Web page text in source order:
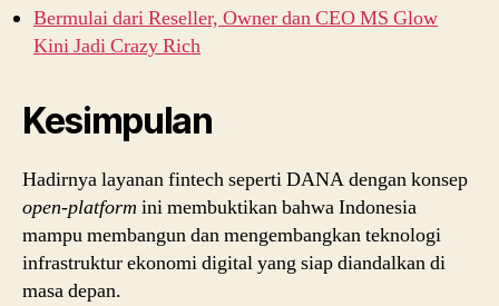
Bermulai dari Reseller, Owner dan CEO MS Glow
Kini Jadi Crazy Rich
Kesimpulan
Hadirnya layanan fintech seperti DANA dengan konsep
open-platform ini membuktikan bahwa Indonesia
mampu membangun dan mengembangkan teknologi
infrastruktur ekonomi digital yang siap diandalkan di
masa depan.